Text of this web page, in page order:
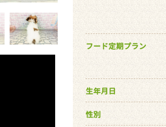
フード定期プラン
生年月日
性別